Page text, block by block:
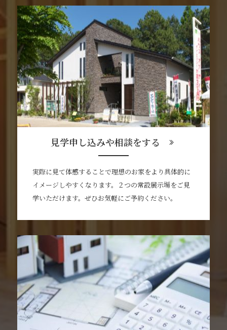
見学申し込みや相談をする
実際に見て体感することで理想のお家をより具体的に
イメージしやすくなります。２つの常設展示場をご見
学いただけます。ぜひお気軽にご予約ください。